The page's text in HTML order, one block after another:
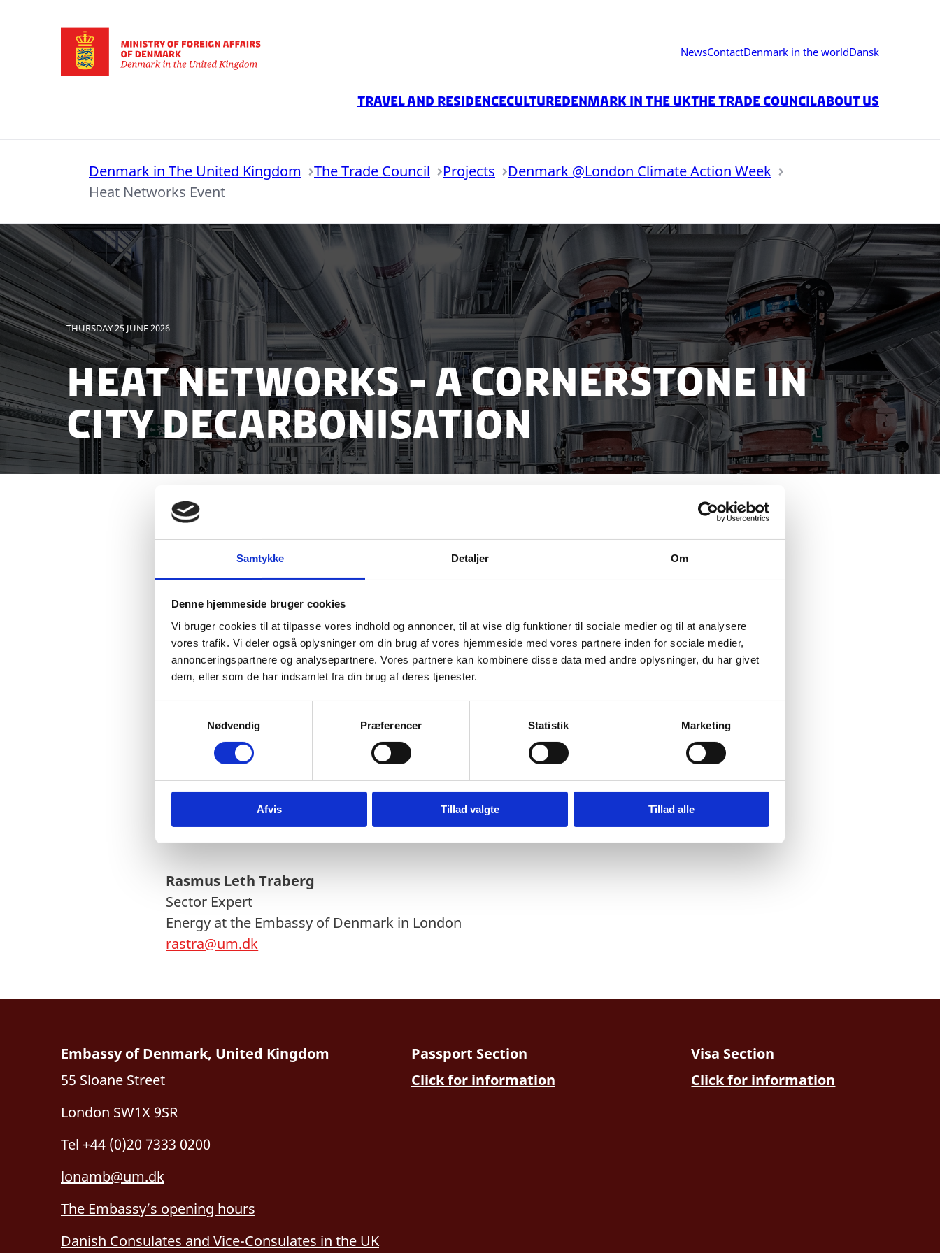
Samtykke Detaljer Om
Denne hjemmeside bruger cookies
Vi bruger cookies til at tilpasse vores indhold og annoncer, til at vise dig funktioner til sociale medier og til at analysere
vores trafik. Vi deler også oplysninger om din brug af vores hjemmeside med vores partnere inden for sociale medier,
annonceringspartnere og analysepartnere. Vores partnere kan kombinere disse data med andre oplysninger, du har givet
dem, eller som de har indsamlet fra din brug af deres tjenester.
v
Nødvendig Præferencer Statistik Marketing
Afvis Tillad valgte Tillad alle
NewsContactDenmark in the worldDansk
Travel and ResidenceCultureDenmark in the UKThe Trade CouncilAbout us
Denmark in The United Kingdom The Trade Council Projects
Denmark @London Climate Action Week
Heat Networks Event
THURSDAY 25 JUNE 2026
Heat Networks - A Cornerstone in
City Decarbonisation
Event
More information coming soon.
Contact
Rasmus Leth Traberg
Sector Expert
Energy at the Embassy of Denmark in London
rastra@um.dk
Embassy of Denmark, United Kingdom
55 Sloane Street
London SW1X 9SR
Tel +44 (0)20 7333 0200
lonamb@um.dk
The Embassy’s opening hours
Danish Consulates and Vice-Consulates in the UK
Passport Section
Click for information
Visa Section
Click for information